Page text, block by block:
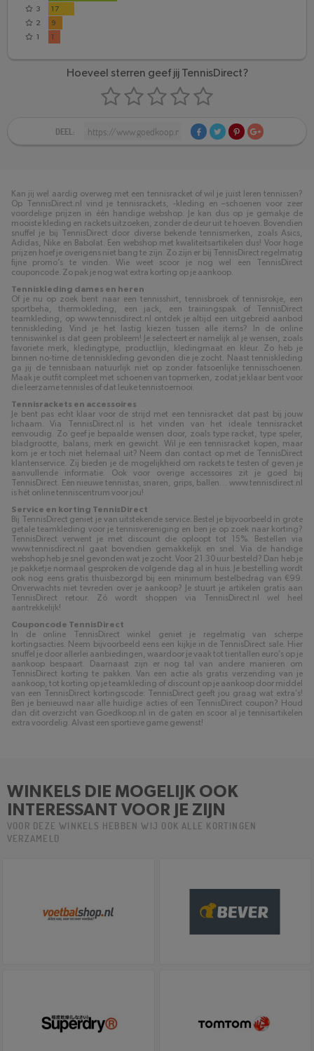
3
17
2
9
1
1
Hoeveel sterren geef jij TennisDirect?
DEEL:
Kan jij wel aardig overweg met een tennisracket of wil je juist leren tennissen?
Op TennisDirect.nl vind je tennisrackets, -kleding en –schoenen voor zeer
voordelige prijzen in één handige webshop. Je kan dus op je gemakje de
mooiste kleding en rackets uitzoeken, zonder de deur uit te hoeven. Bovendien
snuffel je bij TennisDirect door diverse bekende tennismerken, zoals Asics,
Adidas, Nike en Babolat. Een webshop met kwaliteitsartikelen dus! Voor hoge
prijzen hoef je overigens niet bang te zijn. Zo zijn er bij TennisDirect regelmatig
fijne promo’s te vinden. Wie weet scoor je nog wel een TennisDirect
couponcode. Zo pak je nog wat extra korting op je aankoop.
Tenniskleding dames en heren
Of je nu op zoek bent naar een tennisshirt, tennisbroek of tennisrokje, een
sportbeha, thermokleding, een jack, een trainingspak of TennisDirect
teamkleding, op www.tennisdirect.nl ontdek je altijd een uitgebreid aanbod
tenniskleding. Vind je het lastig kiezen tussen alle items? In de online
tenniswinkel is dat geen probleem! Je selecteert er namelijk al je wensen, zoals
favoriete merk, kledingtype, productlijn, kledingmaat en kleur. Zo heb je
binnen no-time de tenniskleding gevonden die je zocht. Naast tenniskleding
ga jij de tennisbaan natuurlijk niet op zonder fatsoenlijke tennisschoenen.
Maak je outfit compleet met schoenen van topmerken, zodat je klaar bent voor
die leerzame tennisles of dat leuke tennistoernooi.
Tennisrackets en accessoires
Je bent pas echt klaar voor de strijd met een tennisracket dat past bij jouw
lichaam. Via TennisDirect.nl is het vinden van het ideale tennisracket
eenvoudig. Zo geef je bepaalde wensen door, zoals type racket, type speler,
bladgrootte, balans, merk en gewicht. Wil je een tennisracket kopen, maar
kom je er toch niet helemaal uit? Neem dan contact op met de TennisDirect
klantenservice. Zij bieden je de mogelijkheid om rackets te testen of geven je
aanvullende informatie. Ook voor overige accessoires zit je goed bij
TennisDirect. Een nieuwe tennistas, snaren, grips, ballen… www.tennisdirect.nl
is hét online tenniscentrum voor jou!
Service en korting TennisDirect
Bij TennisDirect geniet je van uitstekende service. Bestel je bijvoorbeeld in grote
getale teamkleding voor je tennisvereniging en ben je op zoek naar korting?
TennisDirect verwent je met discount die oploopt tot 15%. Bestellen via
www.tennisdirect.nl gaat bovendien gemakkelijk en snel. Via de handige
webshop heb je snel gevonden wat je zocht. Voor 21.30 uur besteld? Dan heb je
je pakketje normaal gesproken de volgende dag al in huis. Je bestelling wordt
ook nog eens gratis thuisbezorgd bij een minimum bestelbedrag van €99.
Onverwachts niet tevreden over je aankoop? Je stuurt je artikelen gratis aan
TennisDirect retour. Zó wordt shoppen via TennisDirect.nl wel heel
aantrekkelijk!
Couponcode TennisDirect
In de online TennisDirect winkel geniet je regelmatig van scherpe
kortingsacties. Neem bijvoorbeeld eens een kijkje in de TennisDirect sale. Hier
snuffel je door allerlei aanbiedingen, waardoor je vaak tot tientallen euro’s op je
aankoop bespaart. Daarnaast zijn er nog tal van andere manieren om
TennisDirect korting te pakken. Van een actie als gratis verzending van je
aankoop, tot korting op je teamkleding of discount op je aankoop door middel
van een TennisDirect kortingscode: TennisDirect geeft jou graag wat extra’s!
Ben je benieuwd naar alle huidige acties of een TennisDirect coupon? Houd
dan dit overzicht van Goedkoop.nl in de gaten en scoor al je tennisartikelen
extra voordelig. Alvast een sportieve game gewenst!
WINKELS DIE MOGELIJK OOK
INTERESSANT VOOR JE ZIJN
VOOR DEZE WINKELS HEBBEN WIJ OOK ALLE KORTINGEN
VERZAMELD